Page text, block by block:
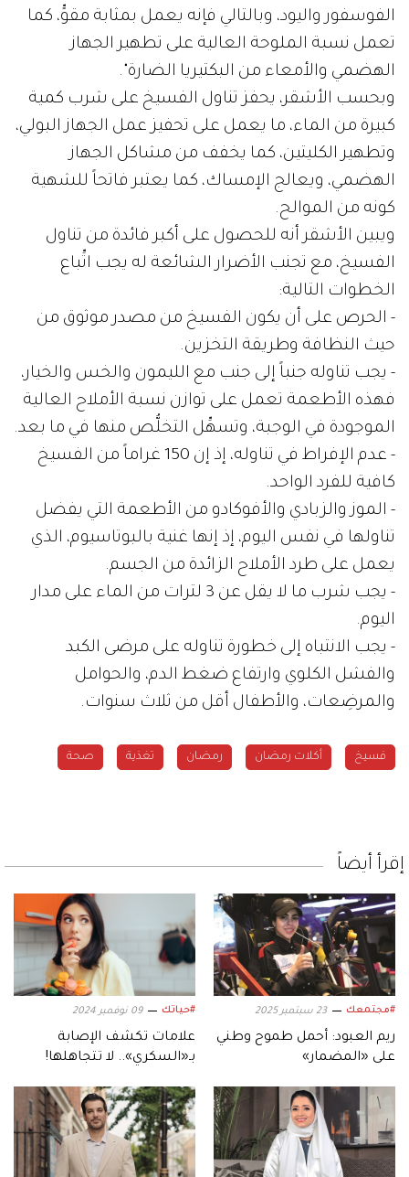
الفوسفور واليود، وبالتالي فإنه يعمل بمثابة مقوٍّ، كما
تعمل نسبة الملوحة العالية على تطهير الجهاز
الهضمي والأمعاء من البكتيريا الضارة".
وبحسب الأشقر، يحفز تناول الفسيخ على شرب كمية
كبيرة من الماء، ما يعمل على تحفيز عمل الجهاز البولي،
وتطهير الكليتين، كما يخفف من مشاكل الجهاز
الهضمي، ويعالج الإمساك، كما يعتبر فاتحاً للشهية
كونه من الموالح.
ويبين الأشقر أنه للحصول على أكبر فائدة من تناول
الفسيخ، مع تجنب الأضرار الشائعة له يجب اتِّباع
الخطوات التالية:
- الحرص على أن يكون الفسيخ من مصدر موثوق من
حيث النظافة وطريقة التخزين.
- يجب تناوله جنباً إلى جنب مع الليمون والخس والخيار،
فهذه الأطعمة تعمل على توازن نسبة الأملاح العالية
الموجودة في الوجبة، وتسهِّل التخلُّص منها في ما بعد.
- عدم الإفراط في تناوله، إذ إن 150 غراماً من الفسيخ
كافية للفرد الواحد.
- الموز والزبادي والأفوكادو من الأطعمة التي يفضل
تناولها في نفس اليوم، إذ إنها غنية بالبوتاسيوم، الذي
يعمل على طرد الأملاح الزائدة من الجسم.
- يجب شرب ما لا يقل عن 3 لترات من الماء على مدار
اليوم.
- يجب الانتباه إلى خطورة تناوله على مرضى الكبد
والفشل الكلوي وارتفاع ضغط الدم، والحوامل
والمرضِعات، والأطفال أقل من ثلاث سنوات.
فسيخ أكلات رمضان رمضان تغذية صحة
إقرأ أيضاً
#مجتمعك 23 سبتمبر 2025
ريم العبود: أحمل طموح وطني
على «المضمار»
#حياتك 09 نوفمبر 2024
علامات تكشف الإصابة
بـ«السكري».. لا تتجاهلها!